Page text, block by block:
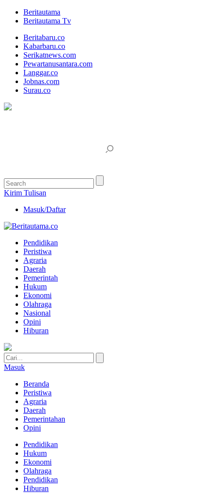
Beritautama
Beritautama Tv
Beritabaru.co
Kabarbaru.co
Serikatnews.com
Pewartanusantara.com
Langgar.co
Jobnas.com
Surau.co
Kirim Tulisan
Masuk/Daftar
Pendidikan
Peristiwa
Agraria
Daerah
Pemerintah
Hukum
Ekonomi
Olahraga
Nasional
Opini
Hiburan
Masuk
Beranda
Peristiwa
Agraria
Daerah
Pemerintahan
Opini
Pendidikan
Hukum
Ekonomi
Olahraga
Pendidikan
Hiburan